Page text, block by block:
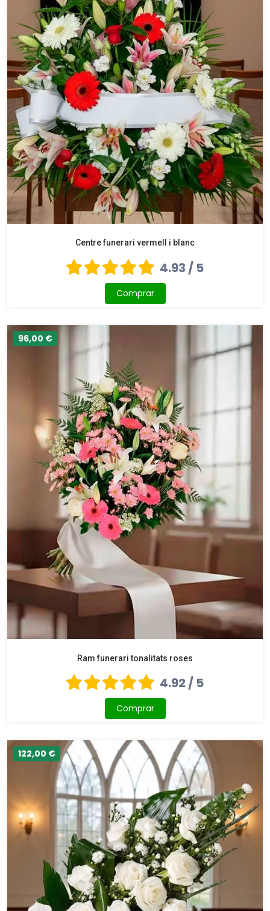
Centre funerari vermell i blanc
4.93 / 5
Comprar
96,00 €
Ram funerari tonalitats roses
4.92 / 5
Comprar
122,00 €